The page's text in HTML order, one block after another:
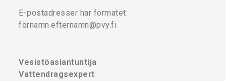
E-postadresser har formatet:
förnamn.efternamn@pvy.fi
Vesistöasiantuntija
Vattendragsexpert